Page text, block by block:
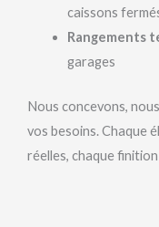
caissons
Rangements
garages
Nous concevons,
vos besoins. Chaque
réelles, chaque